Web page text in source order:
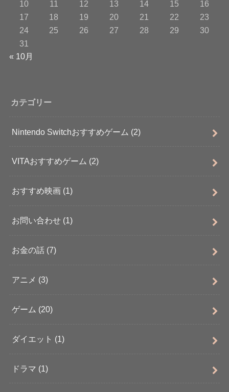
10
11 12 13 14 15
16
17
18 19 20 21 22
23
24
25 26 27 28 29
30
31
« 10月
カテゴリー
Nintendo Switchおすすめゲーム (2)
VITAおすすめゲーム (2)
おすすめ映画 (1)
お問い合わせ (1)
お金の話 (7)
アニメ (3)
ゲーム (20)
ダイエット (1)
ドラマ (1)